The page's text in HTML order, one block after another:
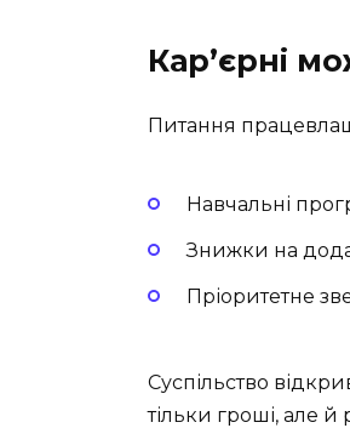
Кар’єрні
Питання
Навчальні
Знижки на
Пріоритетне
Суспільство
тільки гроші, але й